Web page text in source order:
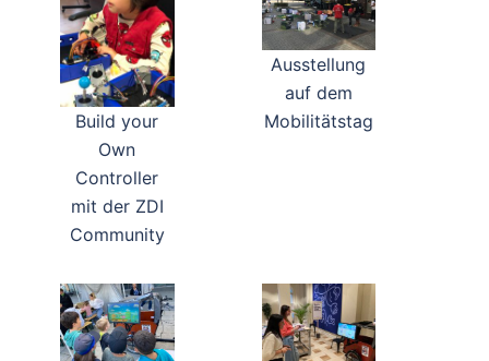
Build your
Own
Controller
mit der ZDI
Community
Ausstellung
auf dem
Mobilitätstag